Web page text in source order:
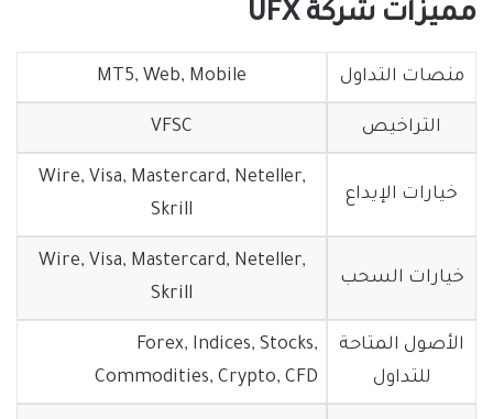
مميزات شركة UFX
منصات التداول MT5, Web, Mobile
التراخيص VFSC
خيارات الإيداع
Wire, Visa, Mastercard, Neteller,
Skrill
خيارات السحب
Wire, Visa, Mastercard, Neteller,
Skrill
الأصول المتاحة
للتداول
Forex, Indices, Stocks,
Commodities, Crypto, CFD